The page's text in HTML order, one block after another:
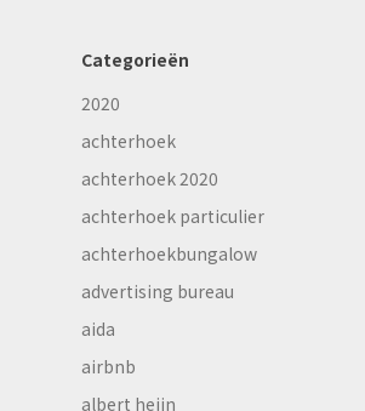
Categorieën
2020
achterhoek
achterhoek 2020
achterhoek particulier
achterhoekbungalow
advertising bureau
aida
airbnb
albert heijn